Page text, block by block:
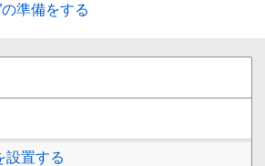
準備をする
設置する